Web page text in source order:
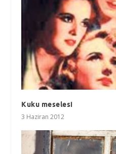
Kuku meselesi
3 Haziran 2012